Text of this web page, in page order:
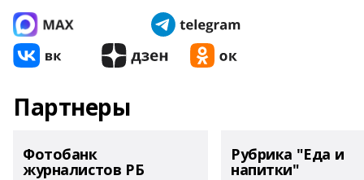
Партнеры
Фотобанк
журналистов РБ
Рубрика "Еда и
напитки"